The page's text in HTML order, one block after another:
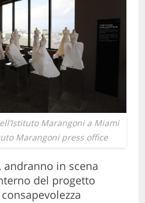
Marangoni a Miami
Marangoni press office
andranno in scena
del progetto